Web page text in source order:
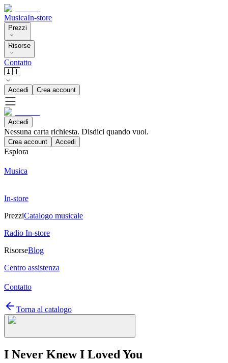
MusicaIn-store
Prezzi
Risorse
Contatto
🇮🇹
Accedi Crea account
Accedi
Nessuna carta richiesta. Disdici quando vuoi.
Crea account Accedi
Esplora
Musica
In-store
PrezziCatalogo musicale
Radio In-store
RisorseBlog
Centro assistenza
Contatto
Torna al catalogo
I Never Knew I Loved You